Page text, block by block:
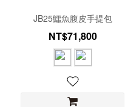
JB25鱷魚腹皮手提包
NT$71,800